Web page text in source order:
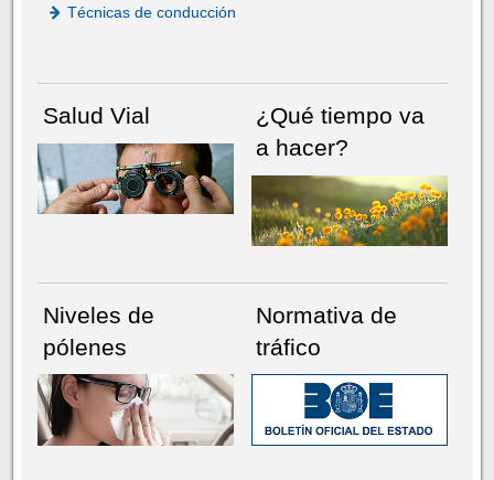
Técnicas de conducción
Salud Vial
¿Qué tiempo va
a hacer?
Niveles de
pólenes
Normativa de
tráfico